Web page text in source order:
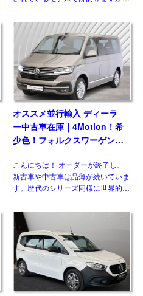
ンドル
的な仕様があるのをご存じですか？
新世代ダウンサイジングユニットに
統一、クラス最強となるパワ […]
オススメ並行輸入 ディーラ
ー中古車在庫｜4Motion！希
少色！フォルクスワーゲン
Six SWB 2.0TDI 204PS 7人
乗り 7DSG 左ハンドル
こんにちは！ オーダーが終了し、
新古車や中古車は品薄が続いていま
す。歴代のシリーズ同様に世界的に
す。今回ご紹介させていただくの
は、フェイスリフト後のT6.1 乗用
グレード、マルチ&nbsp […]